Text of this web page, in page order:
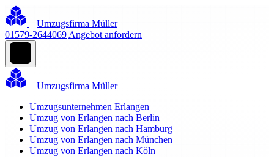
Umzugsfirma Müller
01579-2644069 Angebot anfordern
Umzugsfirma Müller
Umzugsunternehmen Erlangen
Umzug von Erlangen nach Berlin
Umzug von Erlangen nach Hamburg
Umzug von Erlangen nach München
Umzug von Erlangen nach Köln